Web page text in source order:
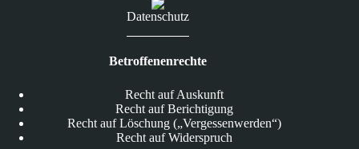
Datenschutz
Betroffenenrechte
Recht auf Auskunft
Recht auf Berichtigung
Recht auf Löschung („Vergessenwerden“)
Recht auf Widerspruch